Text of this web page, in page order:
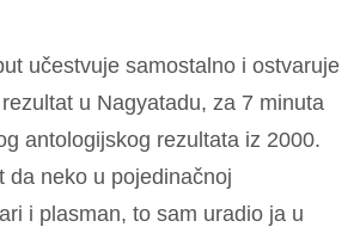
učestvuje samostalno i ostvaruje
u Nagyatadu, za 7 minuta
antologijskog rezultata iz 2000.
da neko u pojedinačnoj
i plasman, to sam uradio ja u